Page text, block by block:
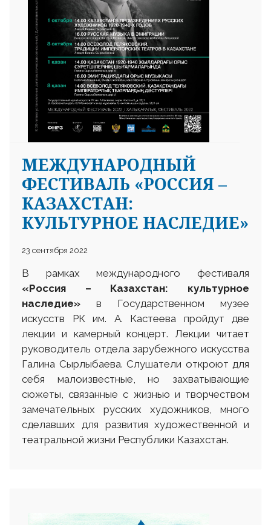
МЕЖДУНАРОДНЫЙ
ФЕСТИВАЛЬ «РОССИЯ –
КАЗАХСТАН:
КУЛЬТУРНОЕ НАСЛЕДИЕ»
23 сентября 2022
В рамках международного фестиваля
«Россия – Казахстан: культурное
наследие» в Государственном музее
искусств РК им. А. Кастеева пройдут две
лекции и камерный концерт. Лекции читает
руководитель отдела зарубежного искусства
Галина Сырлыбаева. Слушатели откроют для
себя малоизвестные, но захватывающие
сюжеты, связанные с жизнью и творчеством
замечательных русских художников, много
сделавших для развития художественной и
театральной жизни Республики Казахстан.